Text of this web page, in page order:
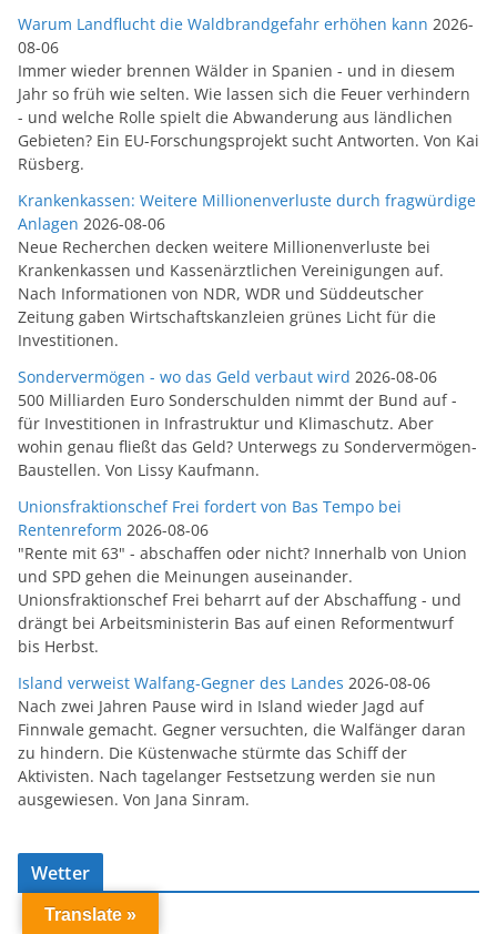
Warum Landflucht die Waldbrandgefahr erhöhen kann 2026-
08-06
Immer wieder brennen Wälder in Spanien - und in diesem
Jahr so früh wie selten. Wie lassen sich die Feuer verhindern
- und welche Rolle spielt die Abwanderung aus ländlichen
Gebieten? Ein EU-Forschungsprojekt sucht Antworten. Von Kai
Rüsberg.
Krankenkassen: Weitere Millionenverluste durch fragwürdige
Anlagen 2026-08-06
Neue Recherchen decken weitere Millionenverluste bei
Krankenkassen und Kassenärztlichen Vereinigungen auf.
Nach Informationen von NDR, WDR und Süddeutscher
Zeitung gaben Wirtschaftskanzleien grünes Licht für die
Investitionen.
Sondervermögen - wo das Geld verbaut wird 2026-08-06
500 Milliarden Euro Sonderschulden nimmt der Bund auf -
für Investitionen in Infrastruktur und Klimaschutz. Aber
wohin genau fließt das Geld? Unterwegs zu Sondervermögen-
Baustellen. Von Lissy Kaufmann.
Unionsfraktionschef Frei fordert von Bas Tempo bei
Rentenreform 2026-08-06
"Rente mit 63" - abschaffen oder nicht? Innerhalb von Union
und SPD gehen die Meinungen auseinander.
Unionsfraktionschef Frei beharrt auf der Abschaffung - und
drängt bei Arbeitsministerin Bas auf einen Reformentwurf
bis Herbst.
Island verweist Walfang-Gegner des Landes 2026-08-06
Nach zwei Jahren Pause wird in Island wieder Jagd auf
Finnwale gemacht. Gegner versuchten, die Walfänger daran
zu hindern. Die Küstenwache stürmte das Schiff der
Aktivisten. Nach tagelanger Festsetzung werden sie nun
ausgewiesen. Von Jana Sinram.
Wetter
Translate »